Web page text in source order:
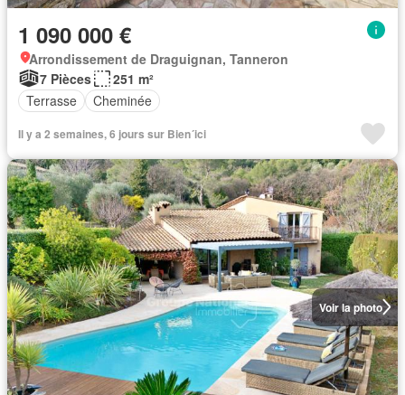
1 090 000 €
Arrondissement de Draguignan, Tanneron
7 Pièces
251 m²
Terrasse
Cheminée
Il y a 2 semaines, 6 jours sur Bien´ici
Voir la photo